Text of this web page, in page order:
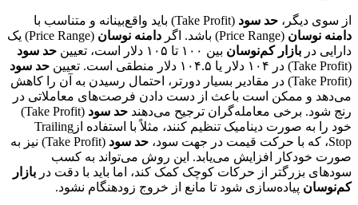
از سوی دیگر، حد سود (Take Profit) باید واقع‌بینانه و متناسب با
دامنه نوسان (Price Range) باشد. اگر دامنه نوسان
(Price Range) یک
دارایی در بازار کم‌نوسان بین ۱۰۰ تا ۱۰۵ دلار است، تعیین
حد سود
(Take Profit) در ۱۰۴ دلار یا ۱۰۴.۵ دلار منطقی است. تعیین
حد سود
(Take Profit) در مقادیر بسیار دورتر، احتمال رسیدن به آن را کاهش
می‌دهد و ممکن است باعث از دست دادن فرصت‌های معاملاتی در
رنج شود. برخی معامله‌گران ترجیح می‌دهند حد سود
(Take Profit)
خود را به صورت دینامیک تنظیم کنند، مثلاً با استفاده ازTrailing
Stop، که با حرکت قیمت در جهت سود،
حد سود
(Take Profit) نیز به
صورت خودکار افزایش می‌یابد. این روش می‌تواند به کسب
سودهای بزرگتر از حرکات کوچک کمک کند، اما باید با دقت در بازار
کم‌نوسان پیاده‌سازی شود تا مانع از خروج زودهنگام نشود.